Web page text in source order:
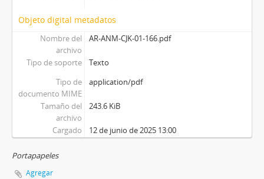
Objeto digital metadatos
Nombre del
archivo
AR-ANM-CJK-01-166.pdf
Tipo de soporte
Texto
Tipo de
documento MIME
application/pdf
Tamaño del
archivo
243.6 KiB
Cargado 12 de junio de 2025 13:00
Portapapeles
Agregar